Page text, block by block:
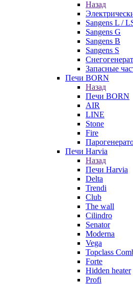
Назад
Sangens L /
Sangens G
Sangens B
Sangens S
Запасные
Печи BORN
Назад
Печи BORN
AIR
LINE
Stone
Fire
Печи Harvia
Назад
Печи Harvia
Delta
Trendi
Club
The wall
Cilindro
Senator
Moderna
Vega
Topclass
Forte
Hidden heater
Profi